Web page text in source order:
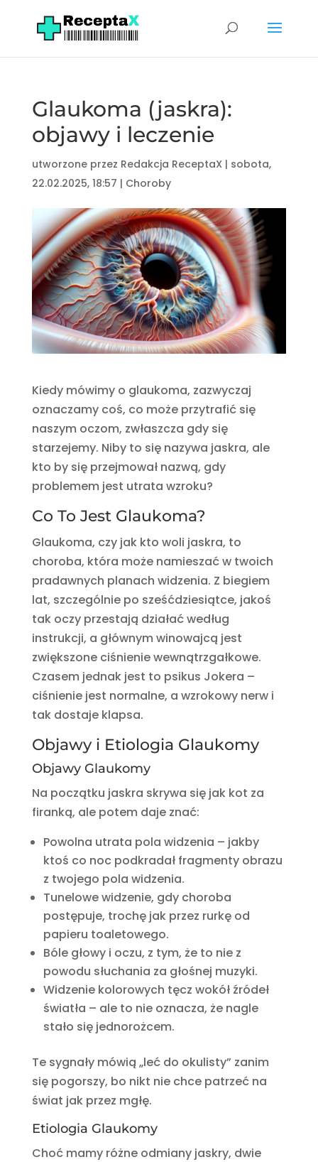
Glaukoma (jaskra):
objawy i leczenie
utworzone przez Redakcja ReceptaX| sobota,
22.02.2025, 18:57 | Choroby
Kiedy mówimy o glaukoma, zazwyczaj
oznaczamy coś, co może przytrafić się
naszym oczom, zwłaszcza gdy się
starzejemy. Niby to się nazywa jaskra, ale
kto by się przejmował nazwą, gdy
problemem jest utrata wzroku?
Co To Jest Glaukoma?
Glaukoma, czy jak kto woli jaskra, to
choroba, która może namieszać w twoich
pradawnych planach widzenia. Z biegiem
lat, szczególnie po sześćdziesiątce, jakoś
tak oczy przestają działać według
instrukcji, a głównym winowajcą jest
zwiększone ciśnienie wewnątrzgałkowe.
Czasem jednak jest to psikus Jokera –
ciśnienie jest normalne, a wzrokowy nerw i
tak dostaje klapsa.
Objawy i Etiologia Glaukomy
Objawy Glaukomy
Na początku jaskra skrywa się jak kot za
firanką, ale potem daje znać:
Powolna utrata pola widzenia – jakby
ktoś co noc podkradał fragmenty obrazu
z twojego pola widzenia.
Tunelowe widzenie, gdy choroba
postępuje, trochę jak przez rurkę od
papieru toaletowego.
Bóle głowy i oczu, z tym, że to nie z
powodu słuchania za głośnej muzyki.
Widzenie kolorowych tęcz wokół źródeł
światła – ale to nie oznacza, że nagle
stało się jednorożcem.
Te sygnały mówią „leć do okulisty” zanim
się pogorszy, bo nikt nie chce patrzeć na
świat jak przez mgłę.
Etiologia Glaukomy
Choć mamy różne odmiany jaskry, dwie